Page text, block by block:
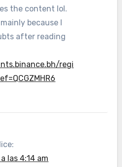
the content lol.
because I
after reading
regi
las 4:14 am